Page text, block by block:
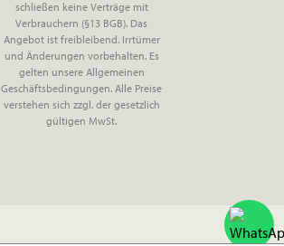
schließen keine Verträge mit
Verbrauchern (§13 BGB). Das
Angebot ist freibleibend. Irrtümer
und Änderungen vorbehalten. Es
gelten unsere Allgemeinen
Geschäftsbedingungen. Alle Preise
verstehen sich zzgl. der gesetzlich
gültigen MwSt.